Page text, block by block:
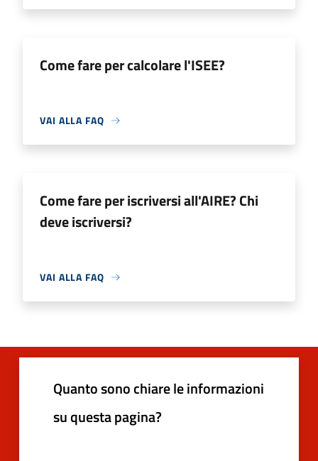
Come fare per calcolare l'ISEE?
VAI ALLA FAQ
Come fare per iscriversi all'AIRE? Chi
deve iscriversi?
VAI ALLA FAQ
Quanto sono chiare le informazioni
su questa pagina?